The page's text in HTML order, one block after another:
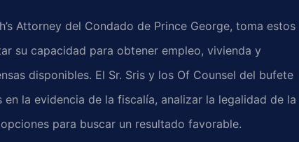
Attorney del Condado de Prince George, toma estos
su capacidad para obtener empleo, vivienda y
disponibles. El Sr. Sris y los Of Counsel del bufete
la evidencia de la fiscalía, analizar la legalidad de la
para buscar un resultado favorable.